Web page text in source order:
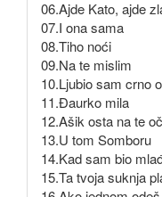
06.Ajde Kato, ajde
07.I ona sama
08.Tiho noći
09.Na te mislim
10.Ljubio sam crno
11.Đaurko mila
12.Ašik osta na te
13.U tom Somboru
14.Kad sam bio
15.Ta tvoja suknja